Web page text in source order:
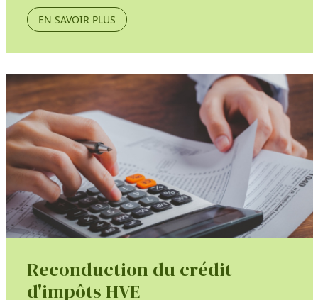
EN SAVOIR PLUS
Reconduction du crédit
d'impôts HVE